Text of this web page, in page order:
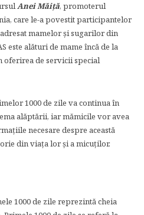
Anei Măiță, promoterul
care le-a povestit participantelor
mamelor şi sugarilor din
este alături de mame încă de la
oferirea de servicii special
1000 de zile va continua în
alăptării, iar mămicile vor avea
necesare despre această
din viaţa lor şi a micuţilor.
1000 de zile reprezintă cheia